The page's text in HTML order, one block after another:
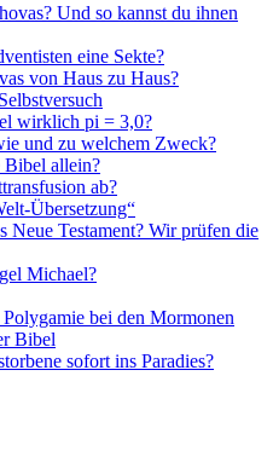
Und so kannst du ihnen
eine Sekte?
von Haus zu Haus?
wirklich pi = 3,0?
und zu welchem Zweck?
Bibel allein?
ab?
Übersetzung“
Neue Testament? Wir prüfen die
Michael?
bei den Mormonen
Bibel
sofort ins Paradies?